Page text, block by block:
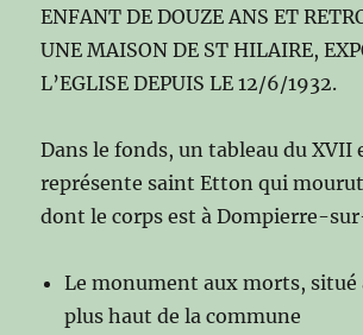
ENFANT DE DOUZE ANS ET
UNE MAISON DE ST HILAIRE,
L’EGLISE DEPUIS LE 12/6/1932.
Dans le fonds, un tableau du XVII
représente saint Etton qui
dont le corps est à Dompierre-
Le monument aux morts, situé
plus haut de la commune